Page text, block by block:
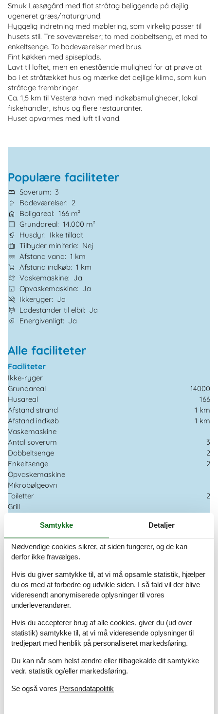
Smuk Læsøgård med flot stråtag beliggende på dejlig
ugeneret græs/naturgrund.
Hyggelig indretning med møblering, som virkelig passer til
husets stil. Tre soveværelser; to med dobbeltseng, et med to
enkeltsenge. To badeværelser med brus.
Fint køkken med spiseplads.
Lavt til loftet, men en enestående mulighed for at prøve at
bo i et stråtækket hus og mærke det dejlige klima, som kun
stråtage frembringer.
Ca. 1,5 km til Vesterø havn med indkøbsmuligheder, lokal
fiskehandler, ishus og flere restauranter.
Huset opvarmes med luft til vand.
Populære faciliteter
Soverum
3
Badeværelser
2
Boligareal 166 m²
Grundareal 14.000 m²
Husdyr
Ikke tilladt
Tilbyder miniferie
Nej
Afstand vand
1 km
Afstand indkøb 1 km
Vaskemaskine
Ja
Opvaskemaskine
Ja
Ikkeryger
Ja
Ladestander til elbil
Ja
Energivenligt
Ja
Alle faciliteter
Faciliteter
Ikke-ryger
Grundareal
14000
Husareal
166
Afstand strand
1 km
Afstand indkøb
1 km
Vaskemaskine
Antal soverum
3
Dobbeltsenge
2
Enkeltsenge
2
Opvaskemaskine
Mikrobølgeovn
Toiletter
2
Grill
Max antal personer
Varmepumpe
Ladestik til elbil
Byggeår
1850
Badeværelser
Kalender
Ankomst
Samtykke Detaljer
Nødvendige cookies sikrer, at siden fungerer, og de kan
derfor ikke fravælges.
Hvis du giver samtykke til, at vi må opsamle statistik, hjælper
du os med at forbedre og udvikle siden. I så fald vil der blive
videresendt anonymiserede oplysninger til vores
underleverandører.
Hvis du accepterer brug af alle cookies, giver du (ud over
statistik) samtykke til, at vi må videresende oplysninger til
tredjepart med henblik på personaliseret markedsføring.
Du kan når som helst ændre eller tilbagekalde dit samtykke
vedr. statistik og/eller markedsføring.
Se også vores Persondatapolitik